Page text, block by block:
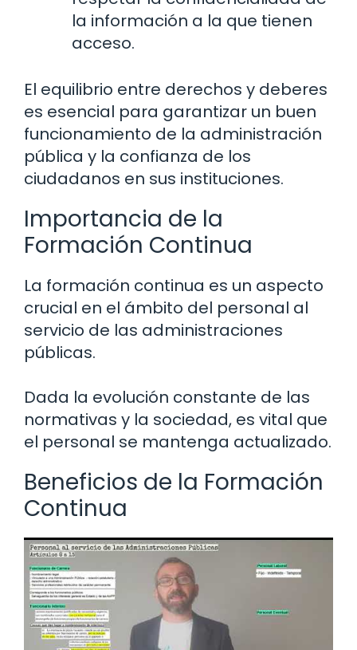
la información a la que tienen
acceso.
El equilibrio entre derechos y deberes
es esencial para garantizar un buen
funcionamiento de la administración
pública y la confianza de los
ciudadanos en sus instituciones.
Importancia de la
Formación Continua
La formación continua es un aspecto
crucial en el ámbito del personal al
servicio de las administraciones
públicas.
Dada la evolución constante de las
normativas y la sociedad, es vital que
el personal se mantenga actualizado.
Beneficios de la Formación
Continua